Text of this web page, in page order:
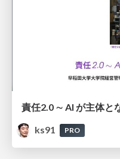
ks91
PRO